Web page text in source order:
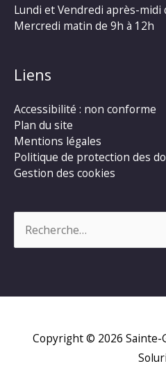
Lundi et Vendredi après-midi
Mercredi matin de 9h à 12h
Liens
Accessibilité : non conforme
Plan du site
Mentions légales
Politique de protection des
Gestion des cookies
Copyright © 2026 Sainte-